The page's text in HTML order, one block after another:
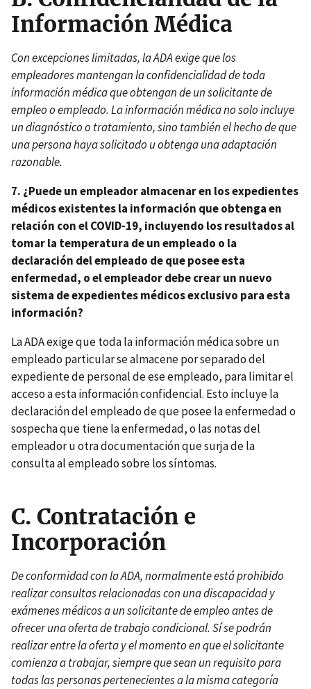
Información Médica
Con excepciones limitadas, la ADA exige que los
empleadores mantengan la confidencialidad de toda
información médica que obtengan de un solicitante de
empleo o empleado. La información médica no solo incluye
un diagnóstico o tratamiento, sino también el hecho de que
una persona haya solicitado u obtenga una adaptación
razonable.
7. ¿Puede un empleador almacenar en los expedientes
médicos existentes la información que obtenga en
relación con el COVID-19, incluyendo los resultados al
tomar la temperatura de un empleado o la
declaración del empleado de que posee esta
enfermedad, o el empleador debe crear un nuevo
sistema de expedientes médicos exclusivo para esta
información?
La ADA exige que toda la información médica sobre un
empleado particular se almacene por separado del
expediente de personal de ese empleado, para limitar el
acceso a esta información confidencial. Esto incluye la
declaración del empleado de que posee la enfermedad o
sospecha que tiene la enfermedad, o las notas del
empleador u otra documentación que surja de la
consulta al empleado sobre los síntomas.
C. Contratación e
Incorporación
De conformidad con la ADA, normalmente está prohibido
realizar consultas relacionadas con una discapacidad y
exámenes médicos a un solicitante de empleo antes de
ofrecer una oferta de trabajo condicional. Sí se podrán
realizar entre la oferta y el momento en que el solicitante
comienza a trabajar, siempre que sean un requisito para
todas las personas pertenecientes a la misma categoría